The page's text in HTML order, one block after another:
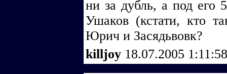
ни за дубль, а под его
Ушаков (кстати, кто
Юрич и Засядьвовк?
killjoy 18.07.2005